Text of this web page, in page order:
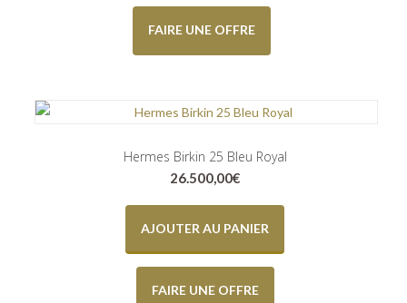
FAIRE UNE OFFRE
Hermes Birkin 25 Bleu Royal
26.500,00€
AJOUTER AU PANIER
FAIRE UNE OFFRE